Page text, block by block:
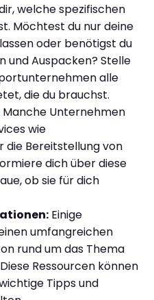
welche spezifischen
Möchtest du nur deine
oder benötigst du
und Auspacken? Stelle
alle
die du brauchst.
Manche Unternehmen
wie
Bereitstellung von
dich über diese
ob sie für dich
Einige
umfangreichen
rund um das Thema
Ressourcen können
Tipps und